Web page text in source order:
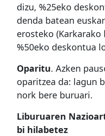
dizu, %25eko
denda batean
erosteko
%50eko deskontua
Oparitu. Azken
oparitzea da: lagun
nork bere buruari.
Liburuaren
bi hilabetez